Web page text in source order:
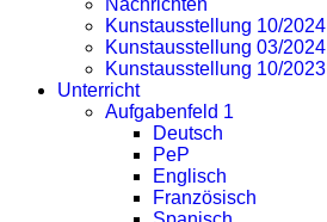
Nachrichten
Kunstausstellung 10/2024
Kunstausstellung 03/2024
Kunstausstellung 10/2023
Unterricht
Aufgabenfeld 1
Deutsch
PeP
Englisch
Französisch